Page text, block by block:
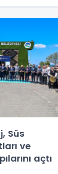
Süs
ve
açtı